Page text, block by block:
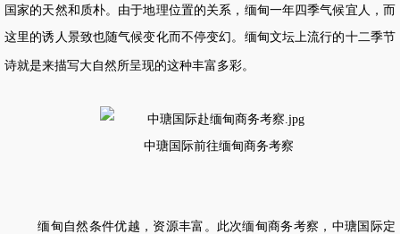
国家的天然和质朴。由于地理位置的关系，缅甸一年四季气候宜人，而
这里的诱人景致也随气候变化而不停变幻。缅甸文坛上流行的十二季节
诗就是来描写大自然所呈现的这种丰富多彩。
中瑭国际前往缅甸商务考察
缅甸自然条件优越，资源丰富。此次缅甸商务考察，中瑭国际定